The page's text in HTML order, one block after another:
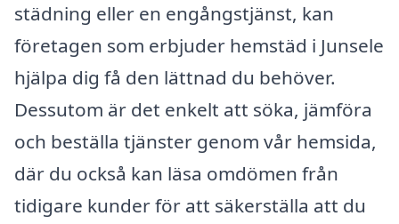
städning eller en engångstjänst, kan
företagen som erbjuder hemstäd i Junsele
hjälpa dig få den lättnad du behöver.
Dessutom är det enkelt att söka, jämföra
och beställa tjänster genom vår hemsida,
där du också kan läsa omdömen från
tidigare kunder för att säkerställa att du